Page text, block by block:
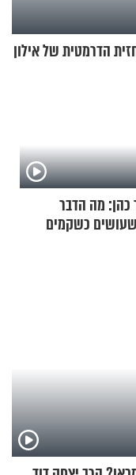
משמעות ב-2036": התחזית הדרמטית של אילון
כהן: מה הדבר
כשקמים